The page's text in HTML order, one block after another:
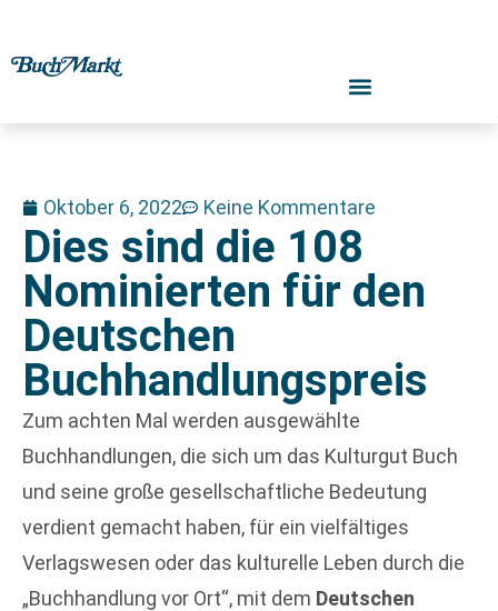
Oktober 6, 2022 Keine Kommentare
Dies sind die 108
Nominierten für den
Deutschen
Buchhandlungspreis
Zum achten Mal werden ausgewählte
Buchhandlungen, die sich um das Kulturgut Buch
und seine große gesellschaftliche Bedeutung
verdient gemacht haben, für ein vielfältiges
Verlagswesen oder das kulturelle Leben durch die
„Buchhandlung vor Ort“, mit dem Deutschen